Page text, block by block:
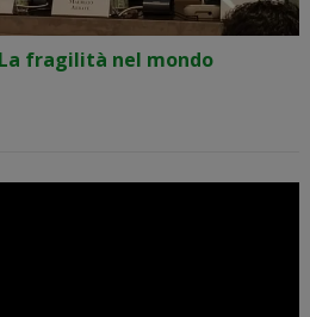
fragilità nel mondo